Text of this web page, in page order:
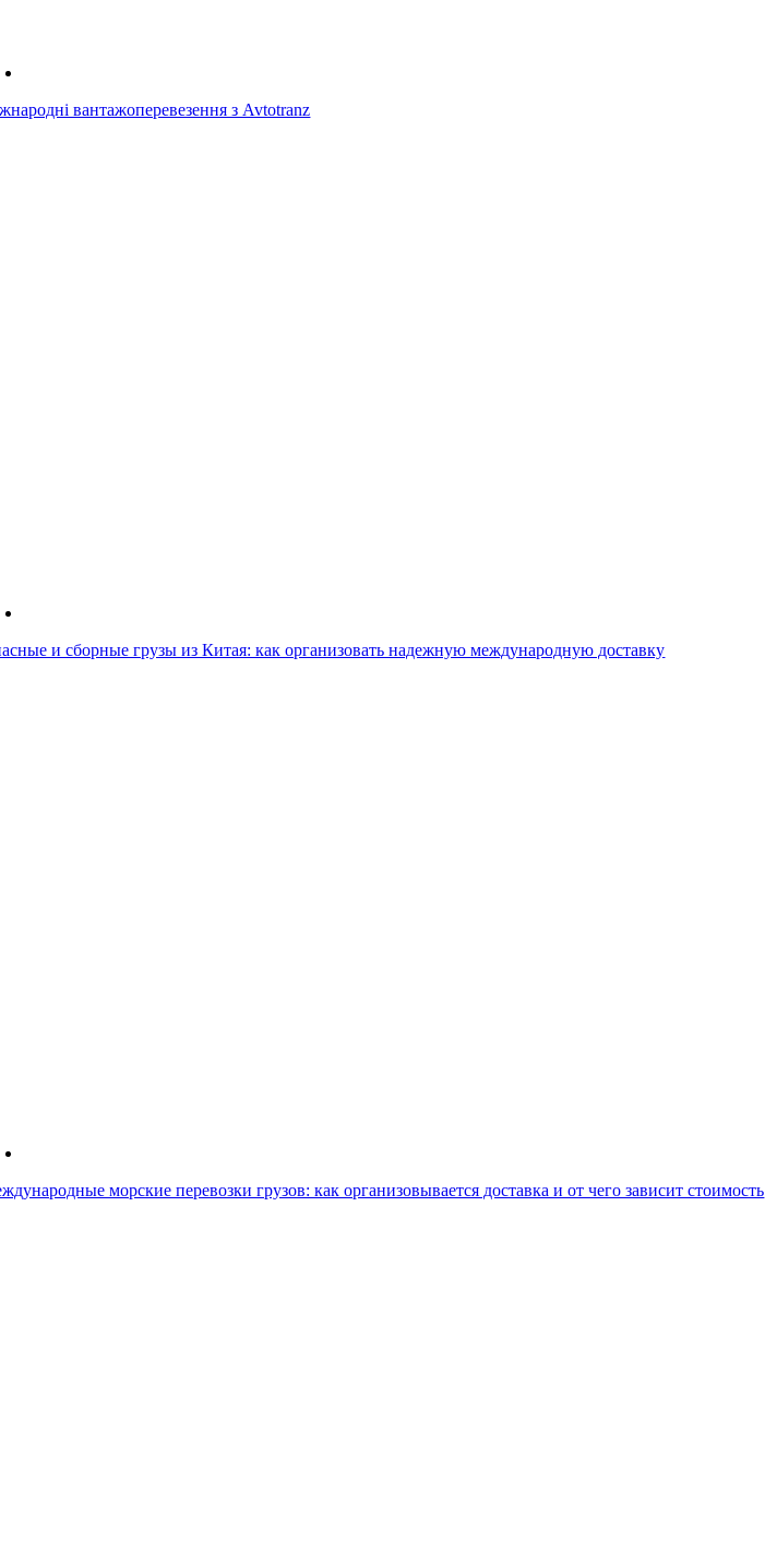
вантажоперевезення з Avtotranz
и сборные грузы из Китая: как организовать надежную международную доставку
морские перевозки грузов: как организовывается доставка и от чего зависит стоимость